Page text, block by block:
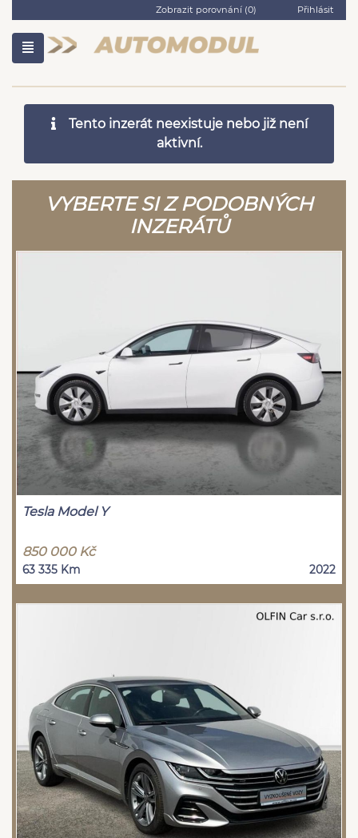
Zobrazit porovnání (0) Přihlásit
Tento inzerát neexistuje nebo již není
aktivní.
VYBERTE SI Z PODOBNÝCH
INZERÁTŮ
Tesla Model Y
850 000 Kč
63 335 Km 2022